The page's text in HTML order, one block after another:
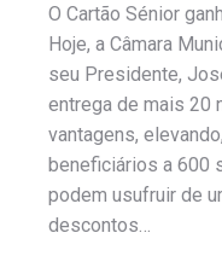
O Cartão Sénior
Hoje, a Câmara
seu Presidente,
entrega de mais 20
vantagens,
beneficiários a 600
podem usufruir de
descontos…